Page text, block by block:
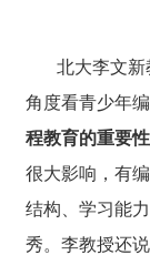
北大李文
角度看青少年
程教育的重要性
很大影响，有
结构、学习能
秀。李教授还